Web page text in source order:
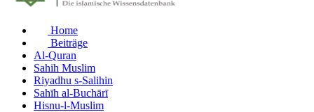
Home
Beiträge
Al-Quran
Sahih Muslim
Riyadhu s-Salihin
Sahīh al-Buchārī
Hisnu-l-Muslim